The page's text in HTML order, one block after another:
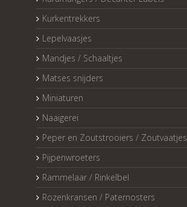
Kurkentrekkers
Lepelvaasjes
Mandjes / Schaaltjes
Matses snijders
Miniaturen
Naaigerei
Peper en Zoutstrooiers / Zoutvaatjes
Pijpenwroeters
Rammelaar / Rinkelbel
Rozenkransen / Paternosters